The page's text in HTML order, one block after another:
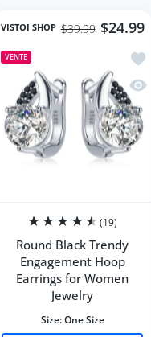
VISTOI SHOP $24.99
$39.99
VENTE
(19)
Round Black Trendy
Engagement Hoop
Earrings for Women
Jewelry
Size:One Size